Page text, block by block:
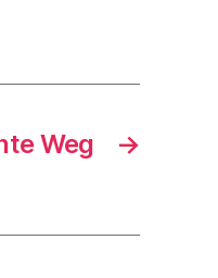
→
Weg